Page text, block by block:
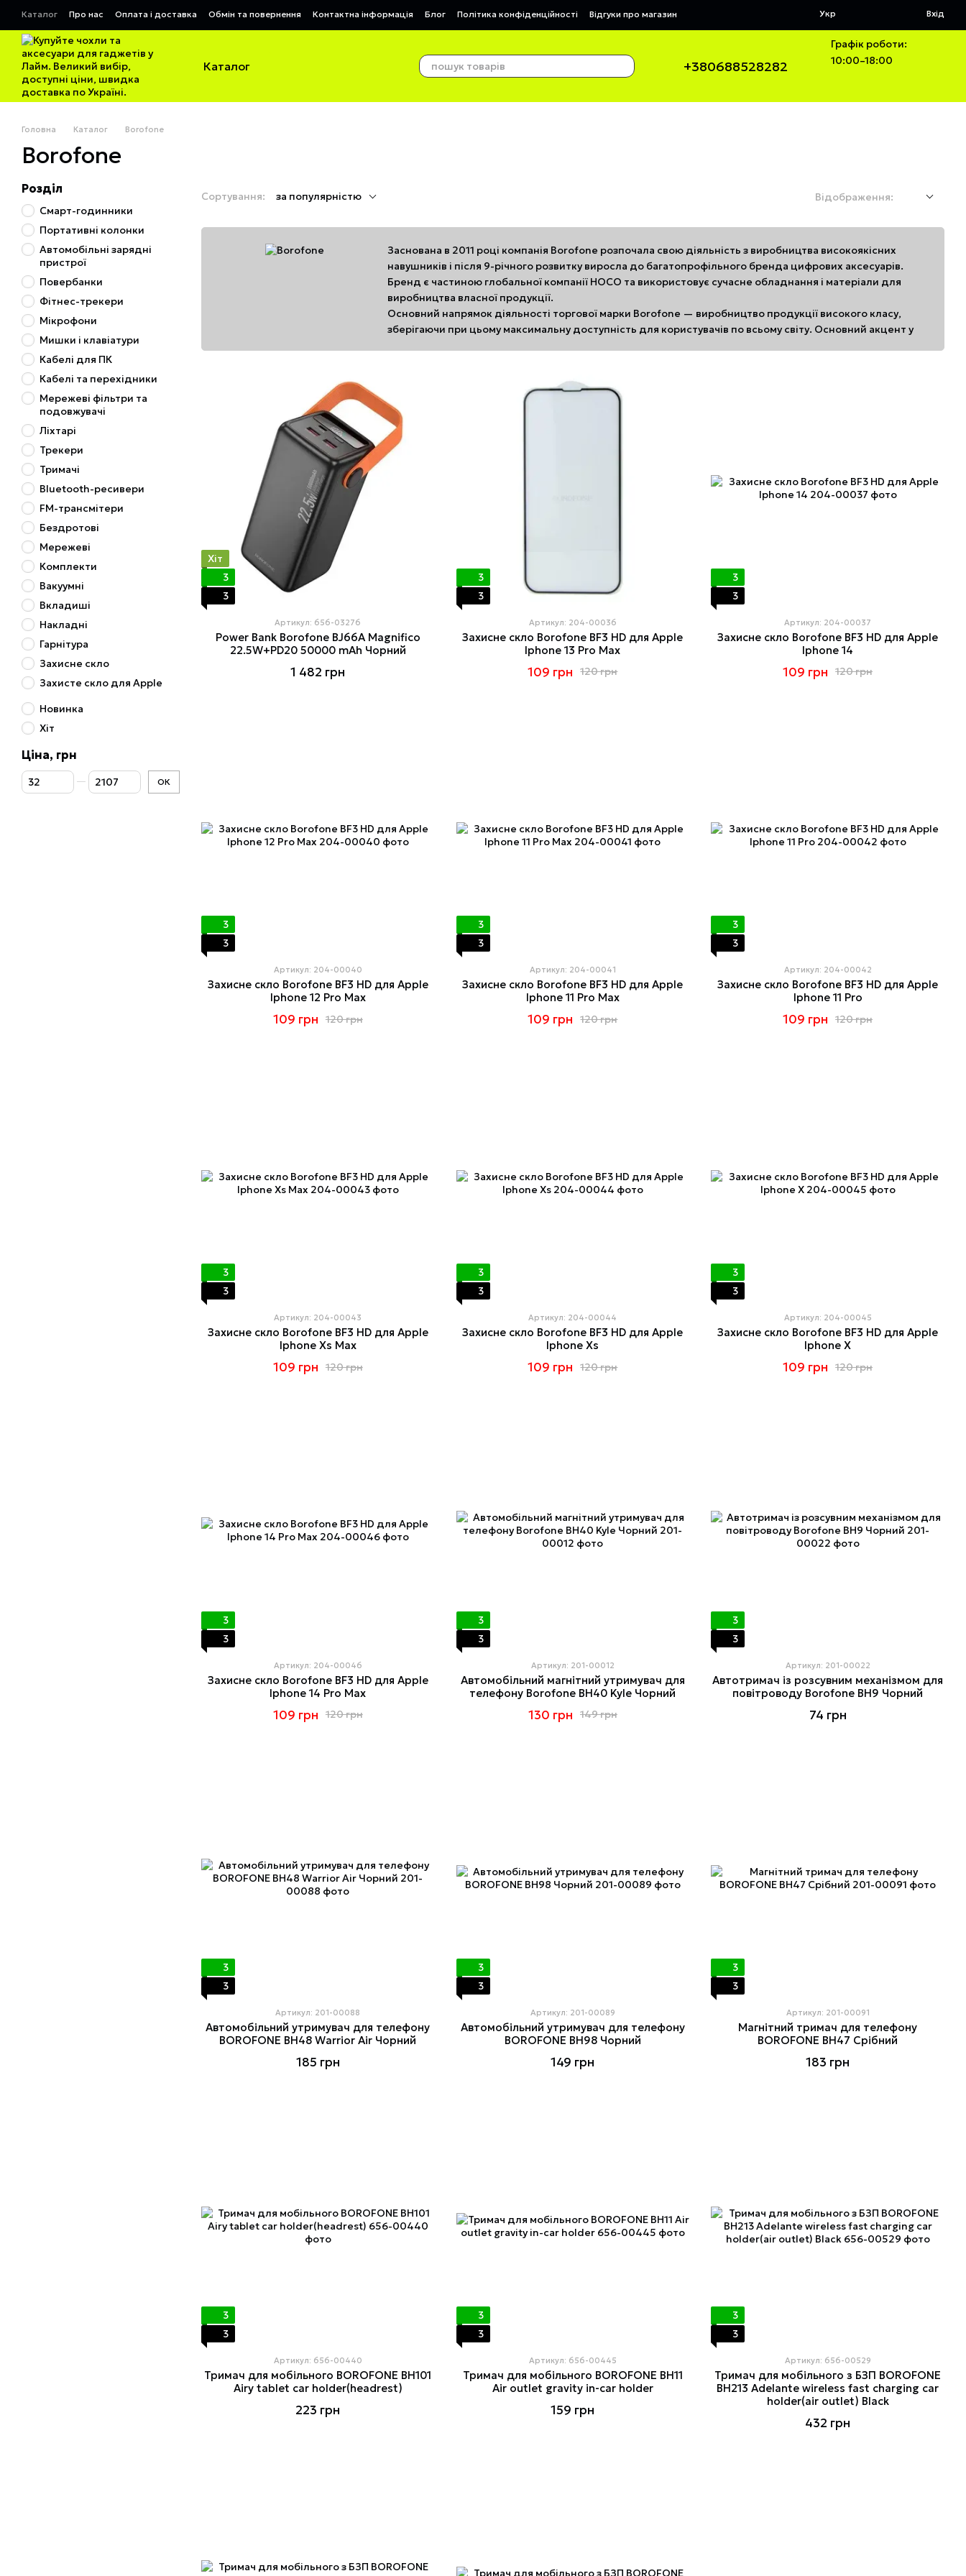
Перейти до основного контенту
Каталог Про нас Оплата і доставка Обмін та повернення Контактна інформація Блог Політика конфіденційності
Відгуки про магазин
Договір публічної оферти
Укр Вхід
Каталог +380688528282
Графік роботи:
10:00–18:00
Головна Каталог Borofone
Borofone
Сортування: за популярністю Відображення:
Заснована в 2011 році компанія Borofone розпочала свою діяльність з виробництва високоякісних
навушників і після 9-річного розвитку виросла до багатопрофільного бренда цифрових аксесуарів.
Бренд є частиною глобальної компанії HOCO та використовує сучасне обладнання і матеріали для
виробництва власної продукції.
Основний напрямок діяльності торгової марки Borofone — виробництво продукції високого класу,
зберігаючи при цьому максимальну доступність для користувачів по всьому світу. Основний акцент у
Borofone — це бренд, який зумів за доволі короткий час отримати високу популярність не лише у
країнах Європи, але і в США, Китаї, Гонконгу, Японії тощо.
Хіт
3
3
Артикул: 656-03276
Power Bank Borofone BJ66A Magnifico
22.5W+PD20 50000 mAh Чорний
1 482 грн
3
3
Артикул: 204-00036
Захисне скло Borofone BF3 HD для Apple
Iphone 13 Pro Max
120 грн
109 грн
3
3
Артикул: 204-00037
Захисне скло Borofone BF3 HD для Apple
Iphone 14
120 грн
109 грн
3
3
Артикул: 204-00040
Захисне скло Borofone BF3 HD для Apple
Iphone 12 Pro Max
120 грн
109 грн
3
3
Артикул: 204-00041
Захисне скло Borofone BF3 HD для Apple
Iphone 11 Pro Max
120 грн
109 грн
3
3
Артикул: 204-00042
Захисне скло Borofone BF3 HD для Apple
Iphone 11 Pro
120 грн
109 грн
3
3
Артикул: 204-00043
Захисне скло Borofone BF3 HD для Apple
Iphone Xs Max
120 грн
109 грн
3
3
Артикул: 204-00044
Захисне скло Borofone BF3 HD для Apple
Iphone Xs
120 грн
109 грн
3
3
Артикул: 204-00045
Захисне скло Borofone BF3 HD для Apple
Iphone X
120 грн
109 грн
3
3
Артикул: 204-00046
Захисне скло Borofone BF3 HD для Apple
Iphone 14 Pro Max
120 грн
109 грн
3
3
Артикул: 201-00012
Автомобільний магнітний утримувач для
телефону Borofone BH40 Kyle Чорний
149 грн
130 грн
3
3
Артикул: 201-00022
Автотримач із розсувним механізмом для
повітроводу Borofone BH9 Чорний
74 грн
3
3
Артикул: 201-00088
Автомобільний утримувач для телефону
BOROFONE BH48 Warrior Air Чорний
185 грн
3
3
Артикул: 201-00089
Автомобільний утримувач для телефону
BOROFONE BH98 Чорний
149 грн
3
3
Артикул: 201-00091
Магнітний тримач для телефону
BOROFONE BH47 Срібний
183 грн
3
3
Артикул: 656-00440
Тримач для мобільного BOROFONE BH101
Airy tablet car holder(headrest)
223 грн
3
3
Артикул: 656-00445
Тримач для мобільного BOROFONE BH11
Air outlet gravity in-car holder
159 грн
3
3
Артикул: 656-00529
Тримач для мобiльного з БЗП BOROFONE
BH213 Adelante wireless fast charging car
holder(air outlet) Black
432 грн
Розділ
Смарт-годинники
Портативні колонки
Автомобільні зарядні
пристрої
Повербанки
Фітнес-трекери
Мікрофони
Мишки і клавіатури
Кабелі для ПК
Кабелі та перехідники
Мережеві фільтри та
подовжувачі
Ліхтарі
Трекери
Тримачі
Bluetooth-ресивери
FM-трансмітери
Бездротові
Мережеві
Комплекти
Вакуумні
Вкладиші
Накладні
Гарнітура
Захисне скло
Захисте скло для Apple
Новинка
Хіт
Ціна, грн
Від Ціна, грн
До Ціна, грн ОК